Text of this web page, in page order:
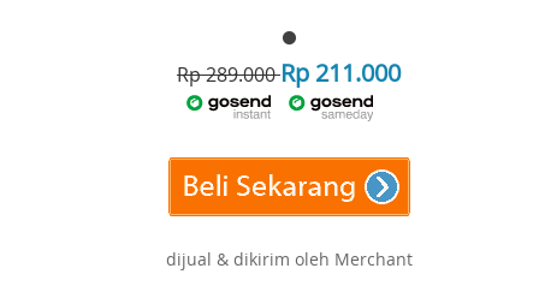
Rp 289.000Rp 211.000
dijual & dikirim oleh Merchant